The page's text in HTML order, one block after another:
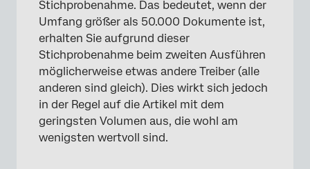
Stichprobenahme. Das bedeutet, wenn der
Umfang größer als 50.000 Dokumente ist,
erhalten Sie aufgrund dieser
Stichprobenahme beim zweiten Ausführen
möglicherweise etwas andere Treiber (alle
anderen sind gleich). Dies wirkt sich jedoch
in der Regel auf die Artikel mit dem
geringsten Volumen aus, die wohl am
wenigsten wertvoll sind.